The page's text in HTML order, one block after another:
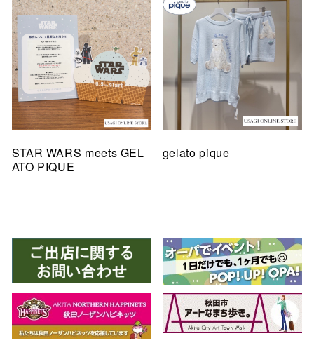
STAR WARS meets GEL
ATO PIQUE
gelato pique